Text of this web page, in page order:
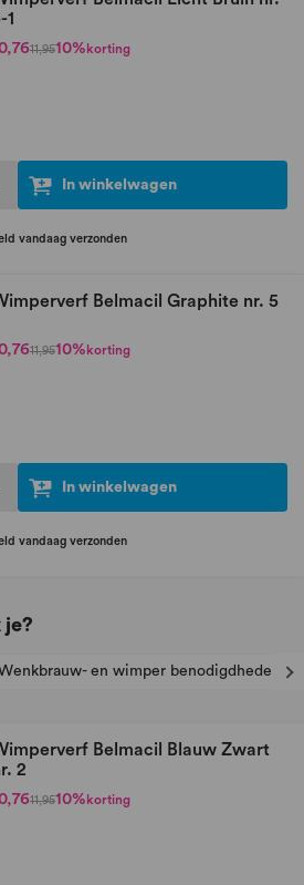
1
11,9510% korting
In winkelwagen
vandaag verzonden
Belmacil Graphite nr. 5
11,9510% korting
In winkelwagen
vandaag verzonden
je?
en wimper benodigdheden
Belmacil Blauw Zwart
2
11,9510% korting